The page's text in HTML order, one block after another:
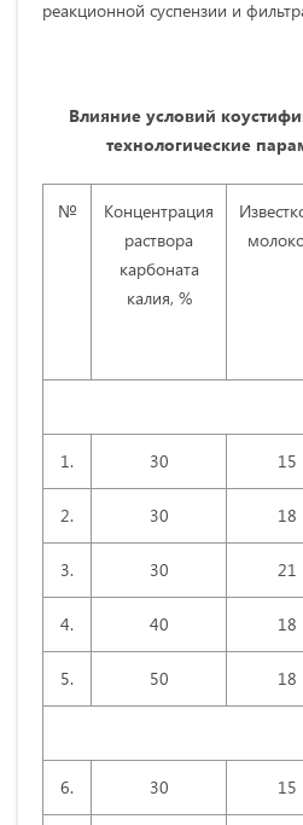
реакционной суспензии и
Влияние условий
технологические
№
Концентрация
раствора
карбоната
калия, %
1. 30 15
2. 30 18
3. 30 21
4. 40 18
5. 50 18
6. 30 15